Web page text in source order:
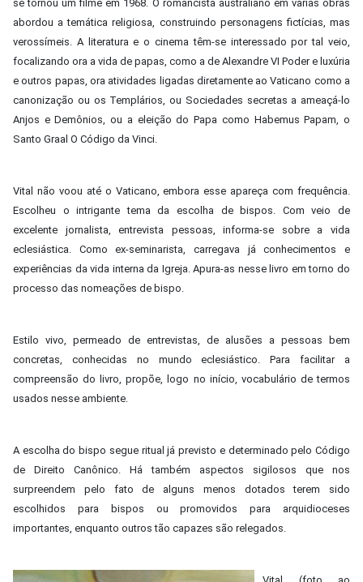
se tornou um filme em 1968. O romancista australiano em várias obras
abordou a temática religiosa, construindo personagens fictícias, mas
verossímeis. A literatura e o cinema têm-se interessado por tal veio,
focalizando ora a vida de papas, como a de Alexandre VI Poder e luxúria
e outros papas, ora atividades ligadas diretamente ao Vaticano como a
canonização ou os Templários, ou Sociedades secretas a ameaçá-lo
Anjos e Demônios, ou a eleição do Papa como Habemus Papam, o
Santo Graal O Código da Vinci.
Vital não voou até o Vaticano, embora esse apareça com frequência.
Escolheu o intrigante tema da escolha de bispos. Com veio de
excelente jornalista, entrevista pessoas, informa-se sobre a vida
eclesiástica. Como ex-seminarista, carregava já conhecimentos e
experiências da vida interna da Igreja. Apura-as nesse livro em torno do
processo das nomeações de bispo.
Estilo vivo, permeado de entrevistas, de alusões a pessoas bem
concretas, conhecidas no mundo eclesiástico. Para facilitar a
compreensão do livro, propõe, logo no início, vocabulário de termos
usados nesse ambiente.
A escolha do bispo segue ritual já previsto e determinado pelo Código
de Direito Canônico. Há também aspectos sigilosos que nos
surpreendem pelo fato de alguns menos dotados terem sido
escolhidos para bispos ou promovidos para arquidioceses
importantes, enquanto outros tão capazes são relegados.